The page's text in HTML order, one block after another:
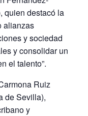
quien destacó la
alianzas
y sociedad
y consolidar un
el talento”.
Ruiz
de Sevilla),
y